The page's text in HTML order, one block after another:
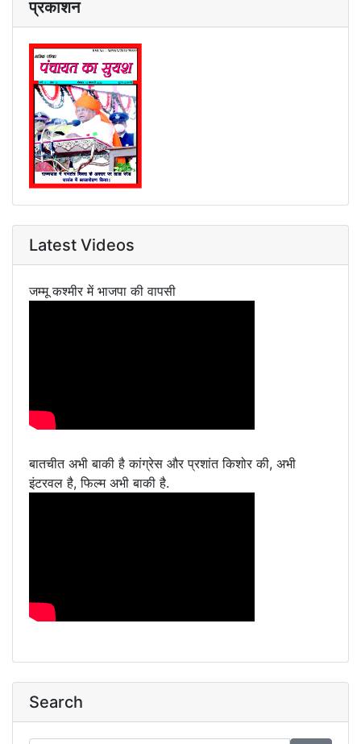
प्रकाशन
Latest Videos
जम्मू कश्मीर में भाजपा की वापसी
बातचीत अभी बाकी है कांग्रेस और प्रशांत किशोर की, अभी
इंटरवल है, फिल्म अभी बाकी है.
Search